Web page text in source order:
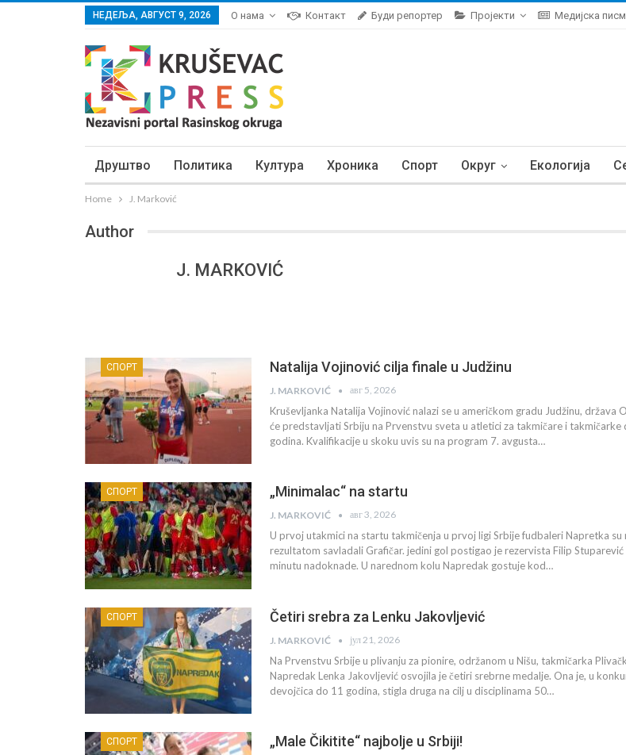
НЕДЕЉА, АВГУСТ 9, 2026 О нама Контакт Буди репортер Пројекти Медијска
Друштво Политика Култура Хроника Спорт Округ Екологија
Home J. Marković
Author
J. MARKOVIĆ
СПОРТ Natalija Vojinović cilja finale u Judžinu
J. MARKOVIĆ авг 5, 2026
Kruševljanka Natalija Vojinović nalazi se u američkom gradu Judžinu, država
će predstavljati Srbiju na Prvenstvu sveta u atletici za takmičare i takmičarke
godina. Kvalifikacije u skoku uvis su na program 7. avgusta…
СПОРТ „Minimalac“ na startu
J. MARKOVIĆ авг 3, 2026
U prvoj utakmici na startu takmičenja u prvoj ligi Srbije fudbaleri Napretka su
rezultatom savladali Grafičar. jedini gol postigao je rezervista Filip
minutu nadoknade. U narednom kolu Napredak gostuje kod…
СПОРТ Četiri srebra za Lenku Jakovljević
J. MARKOVIĆ јул 21, 2026
Na Prvenstvu Srbije u plivanju za pionire, održanom u Nišu, takmičarka
Napredak Lenka Jakovljević osvojila je četiri srebrne medalje. Ona je, u
devojčica do 11 godina, stigla druga na cilj u disciplinama 50…
СПОРТ „Male Čikitite“ najbolje u Srbiji!